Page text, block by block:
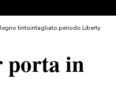
tintointagliato,periodo Liberty
porta in